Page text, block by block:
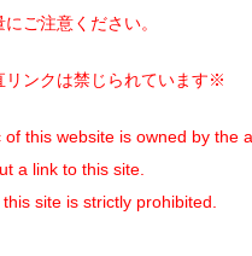
ご注意ください。
ンクは禁じられています※
this website is owned by the
a link to this site.
site is strictly prohibited.